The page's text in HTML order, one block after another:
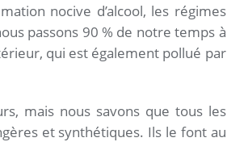
nocive d’alcool, les régimes
passons 90 % de notre temps à
qui est également pollué par
mais nous savons que tous les
et synthétiques. Ils le font au